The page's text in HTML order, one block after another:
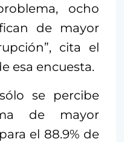
ocho
de mayor
cita el
esa encuesta.
se percibe
de mayor
el 88.9% de